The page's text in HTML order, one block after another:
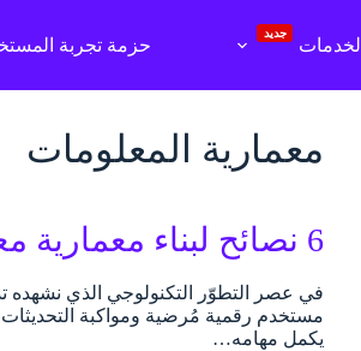
الخدمات
جديد
حزمة تجربة
معمارية المعلومات
6 نصائح لبناء معمارية معلومات IA ناجحة في المنتجات الرقمية
في عصر التطوّر التكنولوجي الذي نشهده
مستخدم رقمية مُرضية ومواكبة
يكمل مهامه…